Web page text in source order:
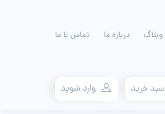
وبلاگ درباره ما تماس با ما
سبد خرید وارد شوید